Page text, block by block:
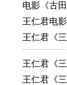
电影《古
王仁君电
王仁君《
王仁君《
王仁君《